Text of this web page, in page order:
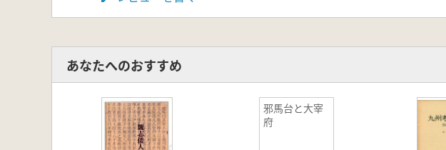
あなたへのおすすめ
邪馬台と大宰
府